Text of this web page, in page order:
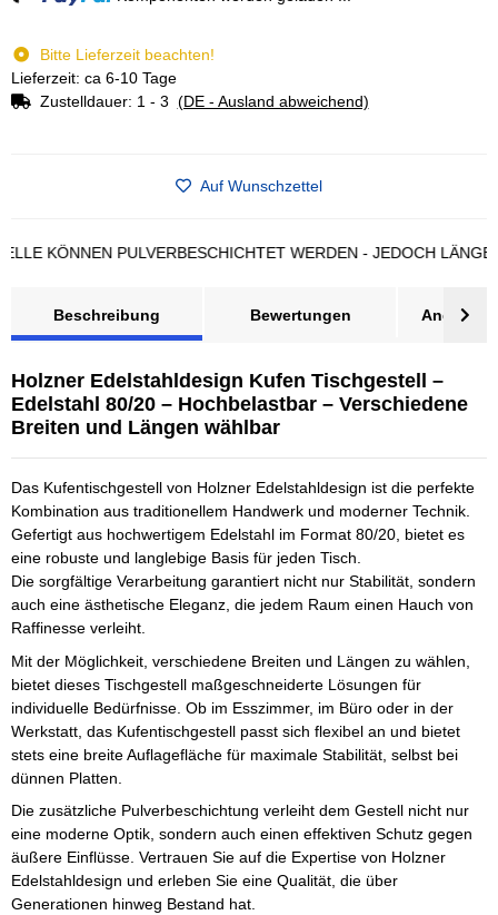
Bitte Lieferzeit beachten!
Lieferzeit: ca 6-10 Tage
Zustelldauer: 1 - 3 (DE - Ausland abweichend)
Auf Wunschzettel
PULVERBESCHICHTET WERDEN - JEDOCH LÄNGERE
Beschreibung Bewertungen Angebot
Holzner Edelstahldesign Kufen Tischgestell –
Edelstahl 80/20 – Hochbelastbar – Verschiedene
Breiten und Längen wählbar
Das Kufentischgestell von Holzner Edelstahldesign ist die perfekte
Kombination aus traditionellem Handwerk und moderner Technik.
Gefertigt aus hochwertigem Edelstahl im Format 80/20, bietet es
eine robuste und langlebige Basis für jeden Tisch.
Die sorgfältige Verarbeitung garantiert nicht nur Stabilität, sondern
auch eine ästhetische Eleganz, die jedem Raum einen Hauch von
Raffinesse verleiht.
Mit der Möglichkeit, verschiedene Breiten und Längen zu wählen,
bietet dieses Tischgestell maßgeschneiderte Lösungen für
individuelle Bedürfnisse. Ob im Esszimmer, im Büro oder in der
Werkstatt, das Kufentischgestell passt sich flexibel an und bietet
stets eine breite Auflagefläche für maximale Stabilität, selbst bei
dünnen Platten.
Die zusätzliche Pulverbeschichtung verleiht dem Gestell nicht nur
eine moderne Optik, sondern auch einen effektiven Schutz gegen
äußere Einflüsse. Vertrauen Sie auf die Expertise von Holzner
Edelstahldesign und erleben Sie eine Qualität, die über
Generationen hinweg Bestand hat.